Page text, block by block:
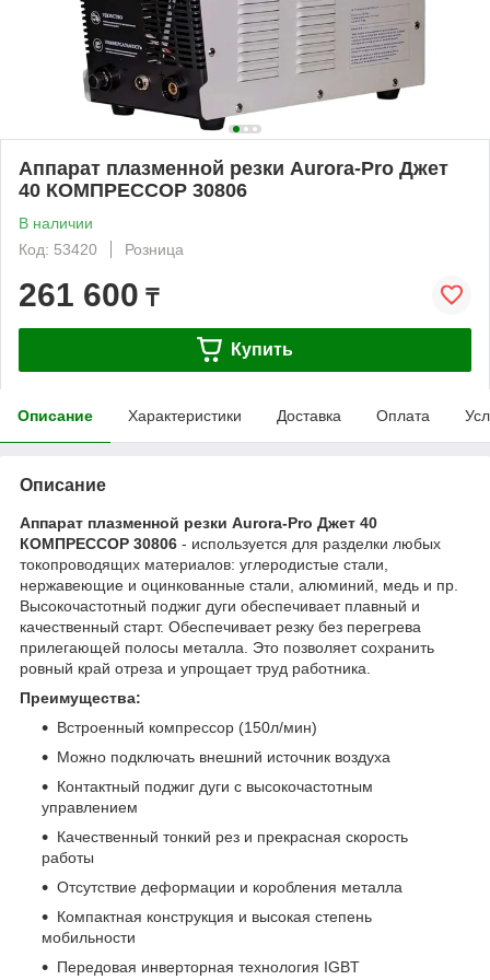
Аппарат плазменной резки Aurora-Pro Джет
40 КОМПРЕССОР 30806
В наличии
Код: 53420
Розница
261 600 ₸
Купить
Описание Характеристики Доставка Оплата
Описание
Аппарат плазменной резки Aurora-Pro Джет 40
КОМПРЕССОР 30806 - используется для разделки любых
токопроводящих материалов: углеродистые стали,
нержавеющие и оцинкованные стали, алюминий, медь и пр.
Высокочастотный поджиг дуги обеспечивает плавный и
качественный старт. Обеспечивает резку без перегрева
прилегающей полосы металла. Это позволяет сохранить
ровный край отреза и упрощает труд работника.
Преимущества:
Встроенный компрессор (150л/мин)
Можно подключать внешний источник воздуха
Контактный поджиг дуги с высокочастотным
управлением
Качественный тонкий рез и прекрасная скорость
работы
Отсутствие деформации и коробления металла
Компактная конструкция и высокая степень
мобильности
Передовая инверторная технология IGBT